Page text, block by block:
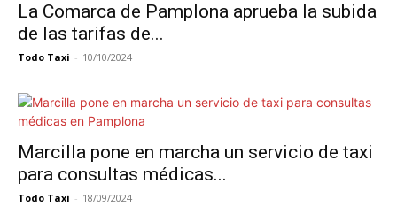
La Comarca de Pamplona aprueba la subida
de las tarifas de...
Todo Taxi - 10/10/2024
Marcilla pone en marcha un servicio de taxi
para consultas médicas...
Todo Taxi - 18/09/2024